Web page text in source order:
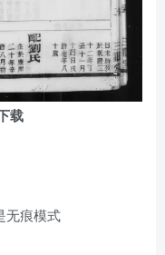
载
无痕模式